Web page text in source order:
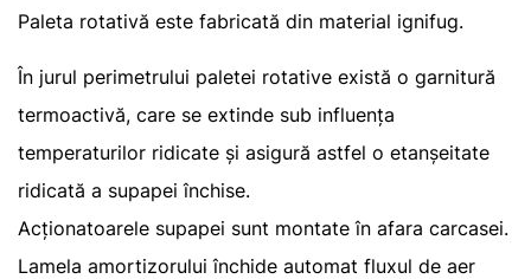
Paleta rotativă este fabricată din material ignifug.
În jurul perimetrului paletei rotative există o garnitură
termoactivă, care se extinde sub influența
temperaturilor ridicate și asigură astfel o etanșeitate
ridicată a supapei închise.
Acționatoarele supapei sunt montate în afara carcasei.
Lamela amortizorului închide automat fluxul de aer